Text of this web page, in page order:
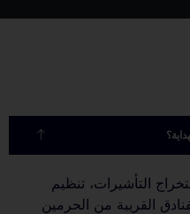
التأشيرات، تنظيم
القريبة من الحرمين